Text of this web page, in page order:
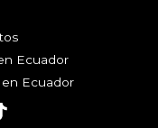
Ecuador
en Ecuador